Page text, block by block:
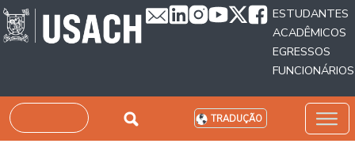
Passar para o conteúdo principal
ESTUDANTES
ACADÊMICOS
EGRESSOS
FUNCIONÁRIOS
Pesquisar TRADUÇÃO